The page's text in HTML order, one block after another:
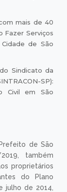
mais de 40
Fazer Serviços
de São
Sindicato da
SP):
Civil em São
de São
também
proprietários
do Plano
julho de 2014,